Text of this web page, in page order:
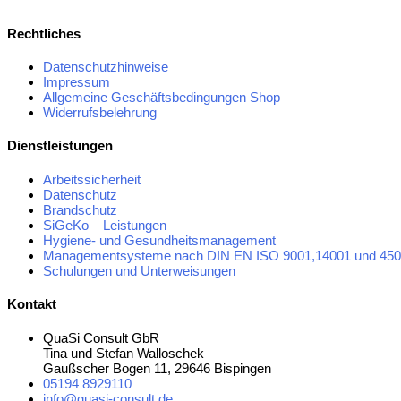
Rechtliches
Datenschutzhinweise
Impressum
Allgemeine Geschäftsbedingungen Shop
Widerrufsbelehrung
Dienstleistungen
Arbeitssicherheit
Datenschutz
Brandschutz
SiGeKo – Leistungen
Hygiene- und Gesundheitsmanagement
Managementsysteme nach DIN EN ISO 9001,14001 und
Schulungen und Unterweisungen
Kontakt
QuaSi Consult GbR
Tina und Stefan Walloschek
Gaußscher Bogen 11, 29646 Bispingen
05194 8929110